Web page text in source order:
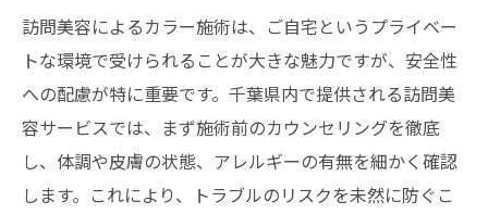
訪問美容によるカラー施術は、ご自宅というプライベー
トな環境で受けられることが大きな魅力ですが、安全性
への配慮が特に重要です。千葉県内で提供される訪問美
容サービスでは、まず施術前のカウンセリングを徹底
し、体調や皮膚の状態、アレルギーの有無を細かく確認
します。これにより、トラブルのリスクを未然に防ぐこ